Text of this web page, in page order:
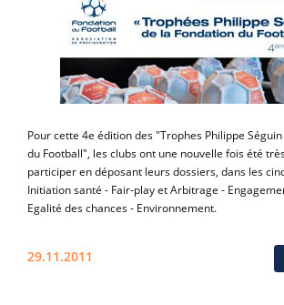
Pour cette 4e édition des "Trophes Philippe
du Football", les clubs ont une nouvelle fois été
participer en déposant leurs dossiers, dans les
Initiation santé - Fair-play et Arbitrage -
Egalité des chances - Environnement.
29.11.2011